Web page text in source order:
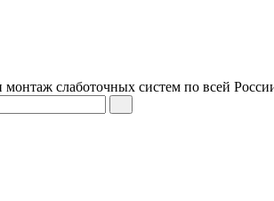
слаботочных систем по всей